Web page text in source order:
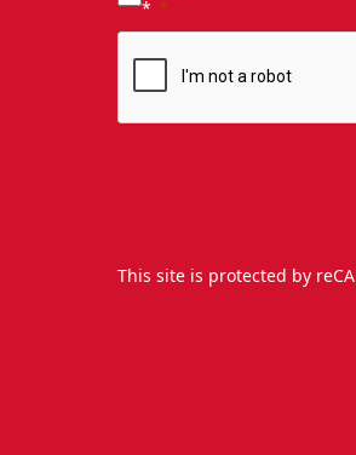
*
This site is protected by